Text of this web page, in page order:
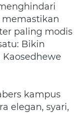
paling modis
Bikin
kampus
elegan, syari,